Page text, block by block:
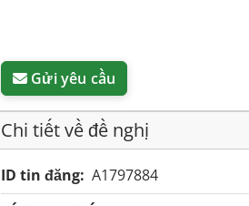
Gửi yêu cầu
Chi tiết về đề nghị
ID tin đăng: A1797884